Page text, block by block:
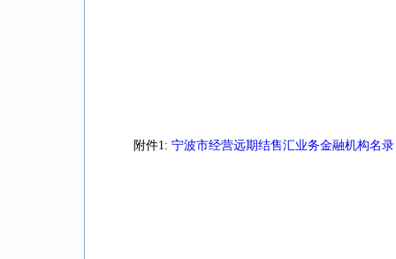
附件1: 宁波市经营远期结售汇业务金融机构名